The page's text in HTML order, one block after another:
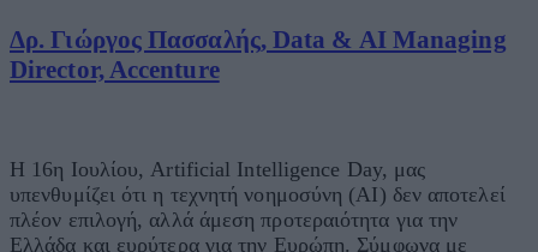
Δρ. Γιώργος Πασσαλής, Data & AI Managing
Director, Accenture
Η 16η Ιουλίου, Artificial Intelligence Day, μας
υπενθυμίζει ότι η τεχνητή νοημοσύνη (AI) δεν αποτελεί
πλέον επιλογή, αλλά άμεση προτεραιότητα για την
Ελλάδα και ευρύτερα για την Ευρώπη. Σύμφωνα με